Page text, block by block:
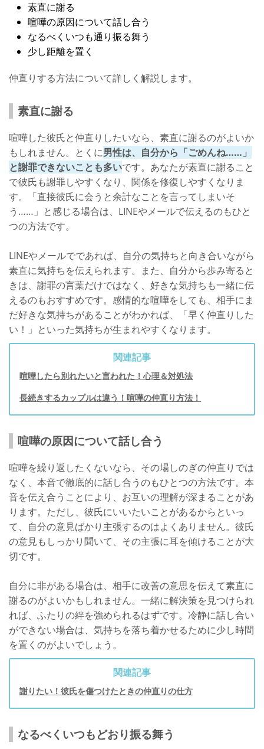
素直に謝る
喧嘩の原因について話し合う
なるべくいつも通り振る舞う
少し距離を置く
仲直りする方法について詳しく解説します。
素直に謝る
喧嘩した彼氏と仲直りしたいなら、素直に謝るのがよいか
もしれません。とくに男性は、自分から「ごめんね……」
と謝罪できないことも多いです。あなたが素直に謝ること
で彼氏も謝罪しやすくなり、関係を修復しやすくなりま
す。「直接彼氏に会うと余計なことを言ってしまいそ
う……」と感じる場合は、LINEやメールで伝えるのもひと
つの方法です。
LINEやメールでであれば、自分の気持ちと向き合いながら
素直に気持ちを伝えられます。また、自分から歩み寄ると
きは、謝罪の言葉だけではなく、好きな気持ちも一緒に伝
えるのもおすすめです。感情的な喧嘩をしても、相手にま
だ好きな気持ちがあることがわかれば、「早く仲直りした
い！」といった気持ちが生まれやすくなります。
関連記事
喧嘩したら別れたいと言われた！心理＆対処法
長続きするカップルは違う！喧嘩の仲直り方法！
喧嘩の原因について話し合う
喧嘩を繰り返したくないなら、その場しのぎの仲直りでは
なく、本音で徹底的に話し合うのもひとつの方法です。本
音を伝え合うことにより、お互いの理解が深まることがあ
ります。ただし、彼氏にいいたいことがあるからといっ
て、自分の意見ばかり主張するのはよくありません。彼氏
の意見もしっかり聞いて、その主張に耳を傾けることが大
切です。
自分に非がある場合は、相手に改善の意思を伝えて素直に
謝るのがよいかもしれません。一緒に解決策を見つけられ
れば、ふたりの絆を強められるはずです。冷静に話し合い
ができない場合は、気持ちを落ち着かせるために少し時間
を置くのがよいでしょう。
関連記事
謝りたい！彼氏を傷つけたときの仲直りの仕方
なるべくいつもどおり振る舞う